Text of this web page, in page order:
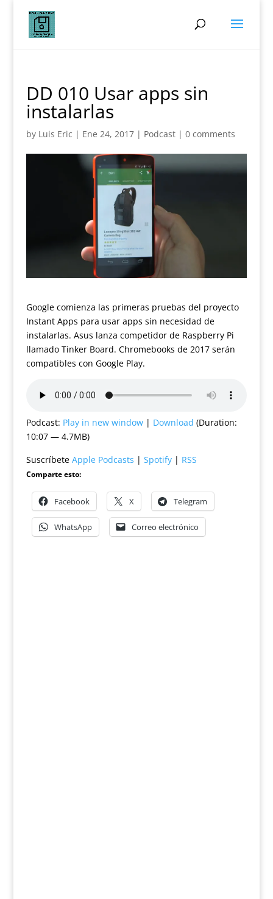
DD 010 Usar apps sin
instalarlas
by Luis Eric | Ene 24, 2017| Podcast| 0 comments
Google comienza las primeras pruebas del proyecto
Instant Apps para usar apps sin necesidad de
instalarlas. Asus lanza competidor de Raspberry Pi
llamado Tinker Board. Chromebooks de 2017 serán
compatibles con Google Play.
Podcast: Play in new window| Download (Duration:
10:07 — 4.7MB)
Suscríbete Apple Podcasts | Spotify| RSS
Comparte esto:
Facebook X Telegram
WhatsApp Correo electrónico